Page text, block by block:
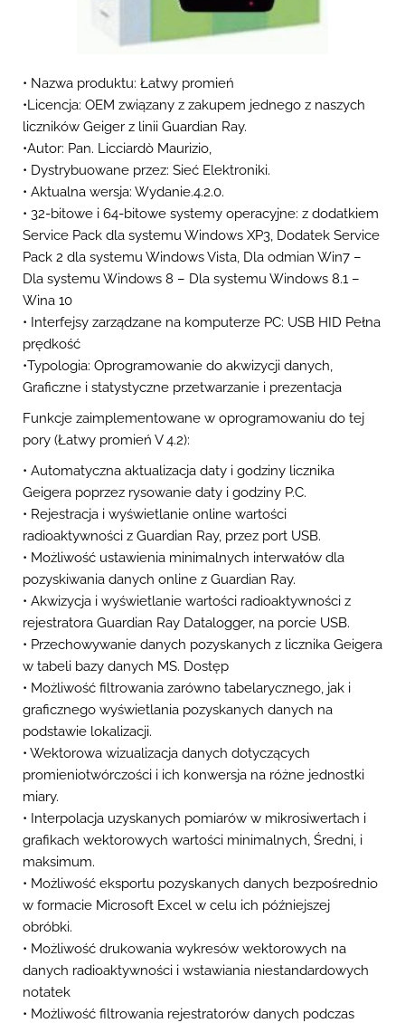
• Nazwa produktu: Łatwy promień
•Licencja: OEM związany z zakupem jednego z naszych
liczników Geiger z linii Guardian Ray.
•Autor: Pan. Licciardò Maurizio,
• Dystrybuowane przez: Sieć Elektroniki.
• Aktualna wersja: Wydanie.4.2.0.
• 32-bitowe i 64-bitowe systemy operacyjne: z dodatkiem
Service Pack dla systemu Windows XP3, Dodatek Service
Pack 2 dla systemu Windows Vista, Dla odmian Win7 –
Dla systemu Windows 8 – Dla systemu Windows 8.1 –
Wina 10
• Interfejsy zarządzane na komputerze PC: USB HID Pełna
prędkość
•Typologia: Oprogramowanie do akwizycji danych,
Graficzne i statystyczne przetwarzanie i prezentacja
Funkcje zaimplementowane w oprogramowaniu do tej
pory (Łatwy promień V 4.2):
• Automatyczna aktualizacja daty i godziny licznika
Geigera poprzez rysowanie daty i godziny P.C.
• Rejestracja i wyświetlanie online wartości
radioaktywności z Guardian Ray, przez port USB.
• Możliwość ustawienia minimalnych interwałów dla
pozyskiwania danych online z Guardian Ray.
• Akwizycja i wyświetlanie wartości radioaktywności z
rejestratora Guardian Ray Datalogger, na porcie USB.
• Przechowywanie danych pozyskanych z licznika Geigera
w tabeli bazy danych MS. Dostęp
• Możliwość filtrowania zarówno tabelarycznego, jak i
graficznego wyświetlania pozyskanych danych na
podstawie lokalizacji.
• Wektorowa wizualizacja danych dotyczących
promieniotwórczości i ich konwersja na różne jednostki
miary.
• Interpolacja uzyskanych pomiarów w mikrosiwertach i
grafikach wektorowych wartości minimalnych, Średni, i
maksimum.
• Możliwość eksportu pozyskanych danych bezpośrednio
w formacie Microsoft Excel w celu ich późniejszej
obróbki.
• Możliwość drukowania wykresów wektorowych na
danych radioaktywności i wstawiania niestandardowych
notatek
• Możliwość filtrowania rejestratorów danych podczas